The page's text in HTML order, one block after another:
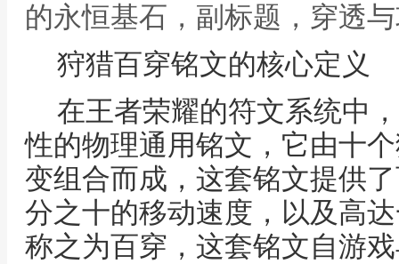
的永恒基石，副标题，穿透
狩猎百穿铭文的核心定义
在王者荣耀的符文系统中
性的物理通用铭文，它由十
变组合而成，这套铭文提供
分之十的移动速度，以及高
称之为百穿，这套铭文自游